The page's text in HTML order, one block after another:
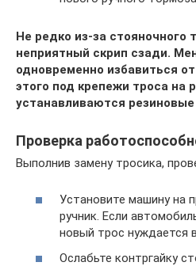
Не редко из-за стояночного
неприятный скрип сзади.
одновременно избавиться
этого под крепежи троса на
устанавливаются резиновые
Проверка
Выполнив замену тросика,
Установите машину на
ручник. Если
новый трос нуждается
Ослабьте контргайку